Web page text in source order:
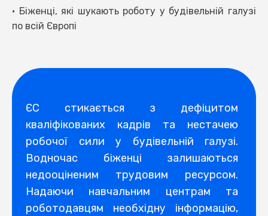
• Біженці, які шукають роботу у будівельній галузі
по всій Європі
ЄС стикається з дефіцитом
кваліфікованих кадрів та нестачею
робочої сили у будівельній галузі.
Водночас біженці залишаються
недооціненим трудовим ресурсом.
Надаючи навчальним центрам та
роботодавцям необхідну інформацію,